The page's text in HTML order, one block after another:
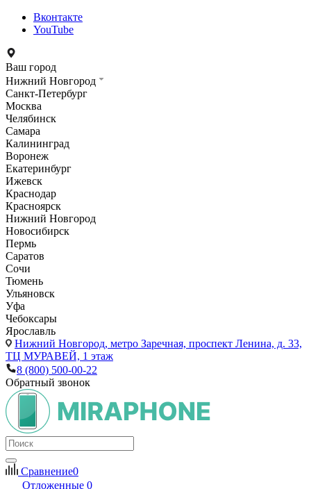
Вконтакте
YouTube
Ваш город
Нижний Новгород
Санкт-Петербург
Москва
Челябинск
Самара
Калининград
Воронеж
Екатеринбург
Ижевск
Краснодар
Красноярск
Нижний Новгород
Новосибирск
Пермь
Саратов
Сочи
Тюмень
Ульяновск
Уфа
Чебоксары
Ярославль
Нижний Новгород, метро Заречная, проспект Ленина, д. 33,
ТЦ МУРАВЕЙ, 1 этаж
8 (800) 500-00-22
Обратный звонок
Сравнение0
Отложенные 0